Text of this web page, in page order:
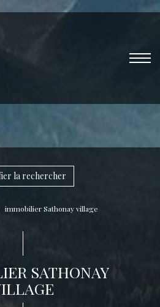
la rechercher
immobilier Sathonay village
SATHONAY